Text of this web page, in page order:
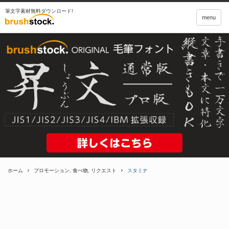
筆文字素材無料ダウンロード!
menu
ホーム プロモーション, 食べ物, リクエスト スタミナ